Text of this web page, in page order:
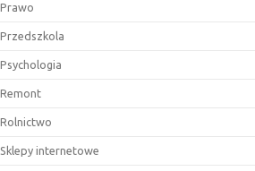
Prawo
Przedszkola
Psychologia
Remont
Rolnictwo
Sklepy internetowe